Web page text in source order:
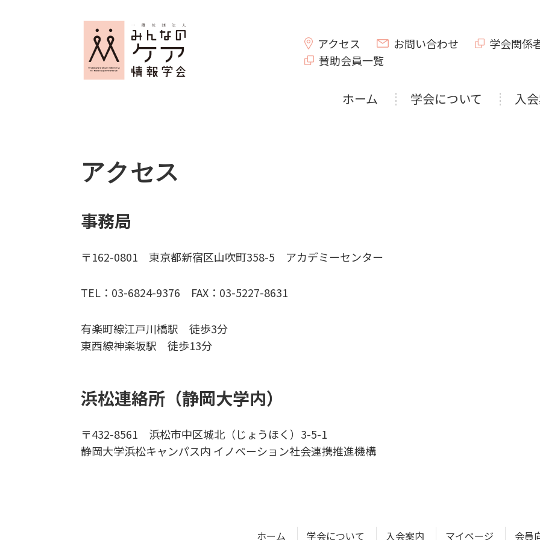
アクセス お問い合わせ
学会関係
賛助会員一覧
ホーム 学会について 入
アクセス
事務局
〒162-0801 東京都新宿区山吹町358-5 アカデミーセンター
TEL：03-6824-9376 FAX：03-5227-8631
有楽町線江戸川橋駅 徒歩3分
東西線神楽坂駅 徒歩13分
浜松連絡所（静岡大学内）
〒432-8561 浜松市中区城北（じょうほく）3-5-1
静岡大学浜松キャンパス内 イノベーション社会連携推進機構
ホーム 学会について 入会案内 マイページ 会員